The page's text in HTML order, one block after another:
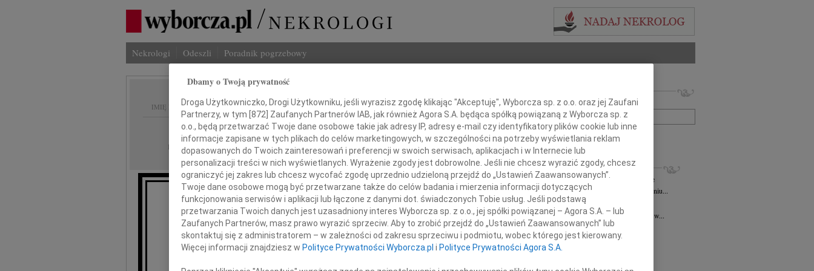
Nekrologi Odeszli Poradnik pogrzebowy
IMIĘ I NAZWISKO:
REGION: Kielce
DATA EMISJI: 20.03.2010
Wyrazy głębokiego współczucia
z powodu śmierci
Imię i nazwisko lub numer ogłoszenia:
+ szukanie zaawansowane
INNE NEKROLOGI
Krzysztof Niespodzianski10.11.2025
Kielce
Z ogromnym smutkiem informujemy, że w dniu...
Edmund Niziurski 11.07.2025
W dniu 13 lipca 2025 roku o godzinie 18.00 w...
Maria Bałuka-Horecka05.03.2025
Serdeczne podziękowania Wszystkim,...
17.02.2025Kielce
Dbamy o Twoją prywatność
Droga Użytkowniczko, Drogi Użytkowniku, jeśli wyrazisz zgodę klikając "Akceptuję", Wyborcza sp. z o.o. oraz jej Zaufani
Partnerzy, w tym [ 872 ] Zaufanych Partnerów IAB, jak również Agora S.A. będąca spółką powiązaną z Wyborcza sp. z
o.o., będą przetwarzać Twoje dane osobowe takie jak adresy IP, adresy e-mail czy identyfikatory plików cookie lub inne
informacje zapisane w tych plikach do celów marketingowych, w szczególności na potrzeby wyświetlania reklam
dopasowanych do Twoich zainteresowań i preferencji w swoich serwisach, aplikacjach i w Internecie lub
personalizacji treści w nich wyświetlanych. Wyrażenie zgody jest dobrowolne. Jeśli nie chcesz wyrazić zgody, chcesz
ograniczyć jej zakres lub chcesz wycofać zgodę uprzednio udzieloną przejdź do „Ustawień Zaawansowanych”.
Twoje dane osobowe mogą być przetwarzane także do celów badania i mierzenia informacji dotyczących
funkcjonowania serwisów i aplikacji lub łączone z danymi dot. świadczonych Tobie usług. Jeśli podstawą
przetwarzania Twoich danych jest uzasadniony interes Wyborcza sp. z o.o., jej spółki powiązanej – Agora S.A. – lub
Zaufanych Partnerów, masz prawo wyrazić sprzeciw. Aby to zrobić przejdź do „Ustawień Zaawansowanych” lub
skontaktuj się z administratorem – w zależności od zakresu sprzeciwu i podmiotu, wobec którego jest kierowany.
Więcej informacji znajdziesz w Polityce Prywatności Wyborcza.pl i Polityce Prywatności Agora S.A.